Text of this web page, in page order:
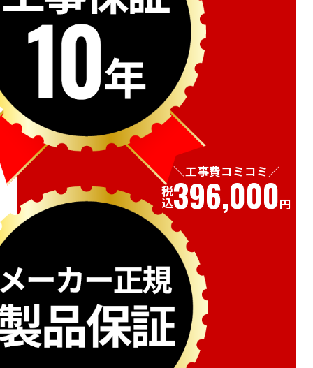
工事費コミコミ
税込396,000円